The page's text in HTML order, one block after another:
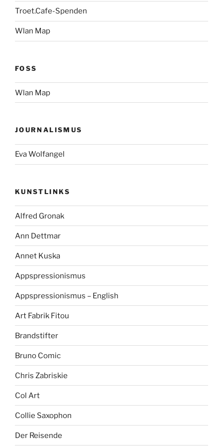
Troet.Cafe-Spenden
Wlan Map
FOSS
Wlan Map
JOURNALISMUS
Eva Wolfangel
KUNSTLINKS
Alfred Gronak
Ann Dettmar
Annet Kuska
Appspressionismus
Appspressionismus – English
Art Fabrik Fitou
Brandstifter
Bruno Comic
Chris Zabriskie
Col Art
Collie Saxophon
Der Reisende